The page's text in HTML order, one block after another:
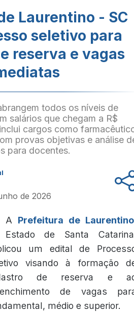
Laurentino - SC
seletivo para
reserva e vagas
todos os níveis de
salários que chegam a R$
cargos como
provas objetivas e análise
para docentes.
de 2026
A Prefeitura de Laurentino
de Santa
um edital de
visando à formação
de reserva e
de vagas
médio e superior.